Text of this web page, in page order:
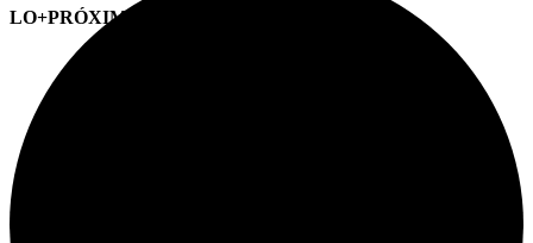
LO+PRÓXIMO (CITAS)